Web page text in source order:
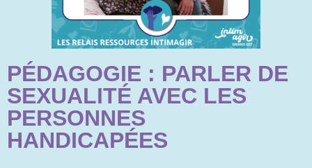
PÉDAGOGIE : PARLER DE
SEXUALITÉ AVEC LES
PERSONNES
HANDICAPÉES